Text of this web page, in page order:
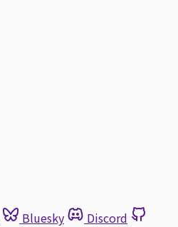
Bluesky
Discord